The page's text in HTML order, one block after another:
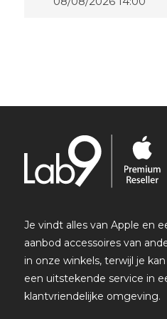
Je vindt alles van Apple en
aanbod accessoires van
in onze winkels, terwijl je
een uitstekende service in
klantvriendelijke omgeving.